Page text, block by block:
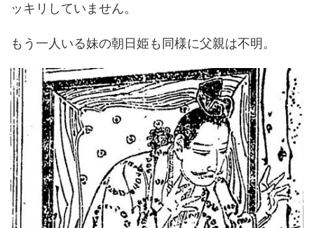
ッキリしていません。
もう一人いる妹の朝日姫も同様に父親は不明。